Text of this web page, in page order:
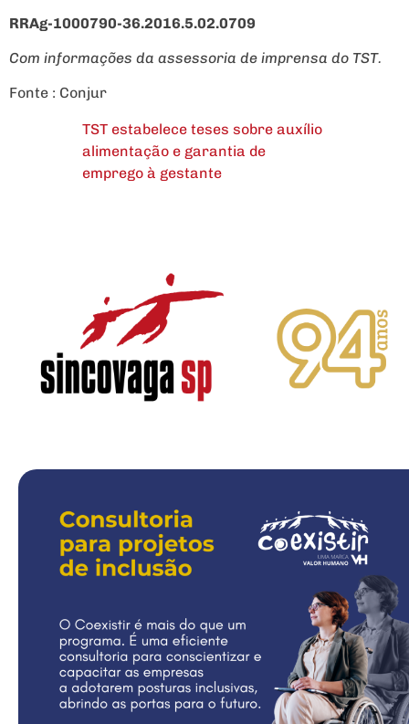
RRAg-1000790-36.2016.5.02.0709
Com informações da assessoria de imprensa do TST.
Fonte : Conjur
TST estabelece teses sobre auxílio
alimentação e garantia de
emprego à gestante